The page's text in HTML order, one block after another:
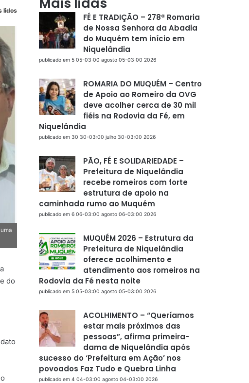
lidos
do
FÉ E TRADIÇÃO – 278ª Romaria
de Nossa Senhora da Abadia
do Muquém tem início em
Niquelândia
publicado em 5 05-03:00 agosto 05-03:00 2026
ROMARIA DO MUQUÉM – Centro
de Apoio ao Romeiro da OVG
deve acolher cerca de 30 mil
fiéis na Rodovia da Fé, em
Niquelândia
publicado em 30 30-03:00 julho 30-03:00 2026
PÃO, FÉ E SOLIDARIEDADE –
Prefeitura de Niquelândia
recebe romeiros com forte
estrutura de apoio na
caminhada rumo ao Muquém
publicado em 6 06-03:00 agosto 06-03:00 2026
MUQUÉM 2026 – Estrutura da
Prefeitura de Niquelândia
oferece acolhimento e
atendimento aos romeiros na
Rodovia da Fé nesta noite
publicado em 5 05-03:00 agosto 05-03:00 2026
ACOLHIMENTO – “Queríamos
estar mais próximos das
pessoas”, afirma primeira-
dama de Niquelândia após
sucesso do ‘Prefeitura em Ação’ nos
povoados Faz Tudo e Quebra Linha
publicado em 4 04-03:00 agosto 04-03:00 2026